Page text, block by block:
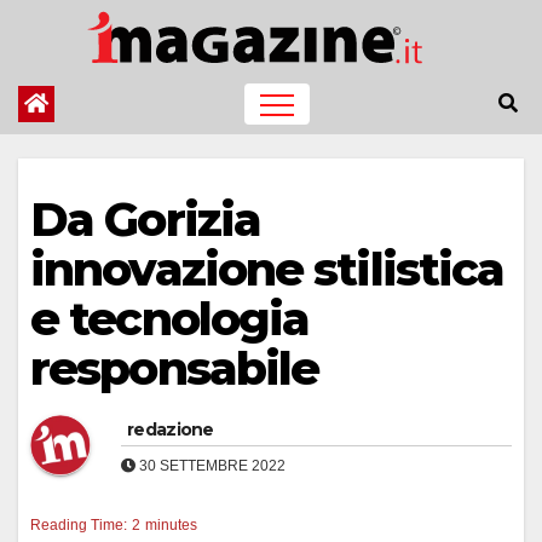
contenuto
Da Gorizia
innovazione stilistica
e tecnologia
responsabile
redazione
30 SETTEMBRE 2022
Reading Time: 2 minutes